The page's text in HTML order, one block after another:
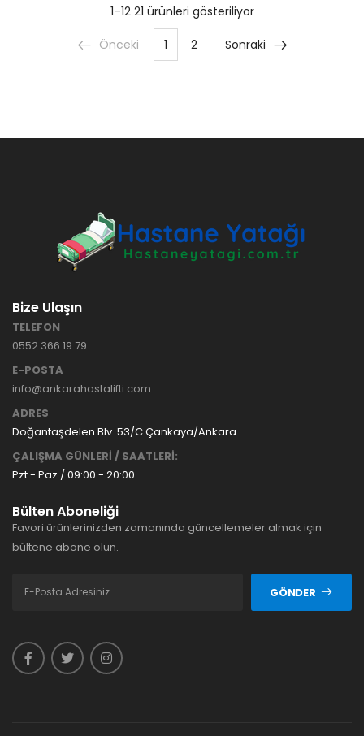
1–12 21 ürünleri gösteriliyor
Önceki 1 2 Sonraki
Bize Ulaşın
TELEFON
0552 366 19 79
E-POSTA
info@ankarahastalifti.com
ADRES
Doğantaşdelen Blv. 53/C Çankaya/Ankara
ÇALIŞMA GÜNLERİ / SAATLERİ:
Pzt - Paz / 09:00 - 20:00
Bülten Aboneliği
Favori ürünlerinizden zamanında güncellemeler almak için
bültene abone olun.
GÖNDER